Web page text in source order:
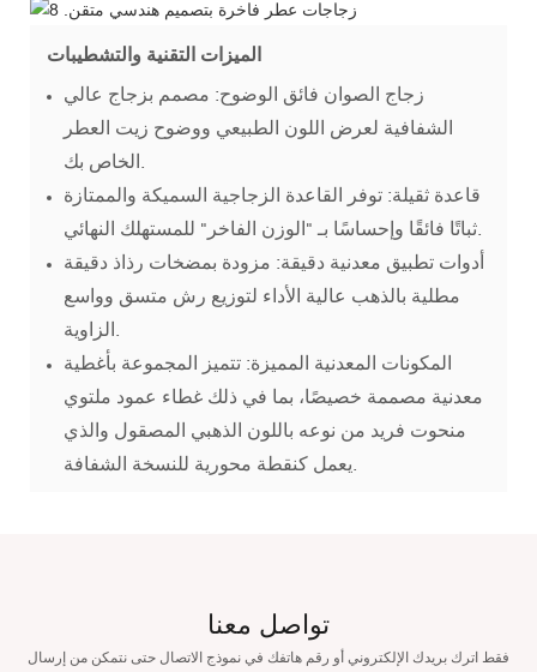
الميزات التقنية والتشطيبات
زجاج الصوان فائق الوضوح: مصمم بزجاج عالي
الشفافية لعرض اللون الطبيعي ووضوح زيت العطر
قاعدة ثقيلة: توفر القاعدة الزجاجية السميكة والممتازة
أدوات تطبيق معدنية دقيقة: مزودة بمضخات رذاذ دقيقة
مطلية بالذهب عالية الأداء لتوزيع رش متسق وواسع
المكونات المعدنية المميزة: تتميز المجموعة بأغطية
معدنية مصممة خصيصًا، بما في ذلك غطاء عمود ملتوي
منحوت فريد من نوعه باللون الذهبي المصقول والذي
تواصل معنا
فقط اترك بريدك الإلكتروني أو رقم هاتفك في نموذج الاتصال حتى نتمكن من إرسال